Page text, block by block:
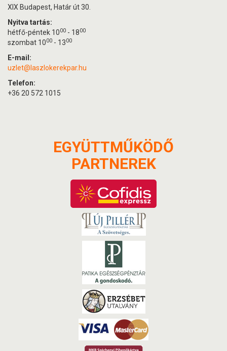
XIX Budapest, Határ út 30.
Nyitva tartás:
hétfő-péntek 1000 - 1800
szombat 1000 - 1300
E-mail:
uzlet@laszlokerekpar.hu
Telefon:
+36 20 572 1015
EGYÜTTMŰKÖDŐ
PARTNEREK